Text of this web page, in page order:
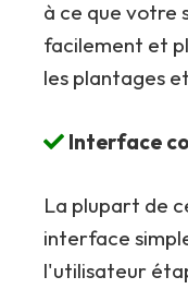
à ce que votre
facilement et
les plantages
Interface
La plupart de
interface
l'utilisateur